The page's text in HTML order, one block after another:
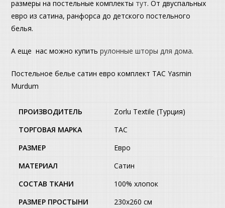
размеры на постельные комплекты тут. От двуспальных
евро из сатина, ранфорса до детского постельного
белья.
А еще нас можно купитьрулонные шторы для дома.
Постельное белье сатин евро комплект ТАС Yasmin
Murdum
ПРОИЗВОДИТЕЛЬ
Zorlu Textile (Турция)
ТОРГОВАЯ МАРКА
TAC
РАЗМЕР
Евро
МАТЕРИАЛ
Сатин
СОСТАВ ТКАНИ
100% хлопок
РАЗМЕР ПРОСТЫНИ
230х260 см